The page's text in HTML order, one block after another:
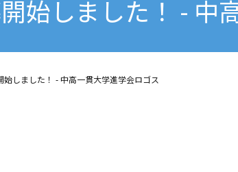
始しました！ - 中
しました！ - 中高一貫大学進学会ロゴス